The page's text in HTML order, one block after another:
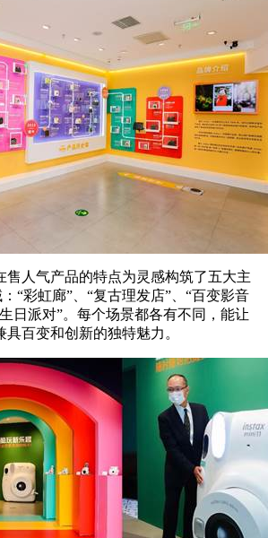
售人气产品的特点为灵感构筑了五大主
“彩虹廊”、“复古理发店”、“百变影音
日派对”。每个场景都各有不同，能让
具百变和创新的独特魅力。